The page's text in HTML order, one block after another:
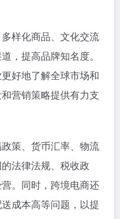
样化商品、文化交流
，提高品牌知名度。
好地了解全球市场和
营销策略提供有力支
策、货币汇率、物流
法律法规、税收政
。同时，跨境电商还
成本高等问题，以提